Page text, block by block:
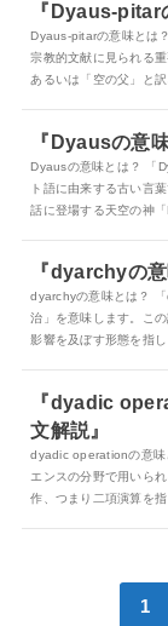
『Dyaus-pitar
Dyaus-pitarの意味とは
宗教的文献に見られる
あるいは「空の父」と
『Dyausの意
Dyausの意味とは？ 「
ト語に由来する古い言
話に登場する天空の神
『dyarchyの
dyarchyの意味とは？
治」を意味します。こ
影響を及ぼす形態を指
『dyadic
文解説』
dyadic operationの意味
エンスの分野で用いら
作、つまり二項演算を指
1